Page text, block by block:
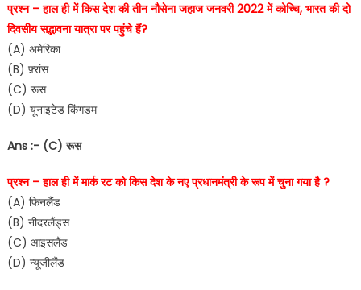
प्रश्न – हाल ही में किस देश की तीन नौसेना जहाज जनवरी 2022 में कोच्चि, भारत की दो
दिवसीय सद्भावना यात्रा पर पहुंचे हैं?
(A) अमेरिका
(B) फ़्रांस
(C) रूस
(D) यूनाइटेड किंगडम
Ans :- (C) रूस
प्रश्न – हाल ही में मार्क रट को किस देश के नए प्रधानमंत्री के रूप में चुना गया है ?
(A) फिनलैंड
(B) नीदरलैंड्स
(C) आइसलैंड
(D) न्यूजीलैंड